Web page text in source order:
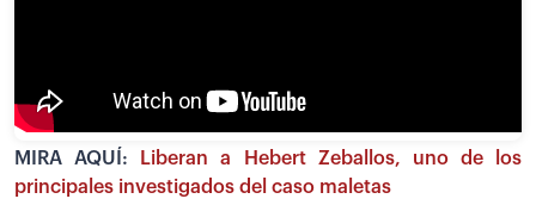
MIRA AQUÍ: Liberan a Hebert Zeballos, uno de los
principales investigados del caso maletas